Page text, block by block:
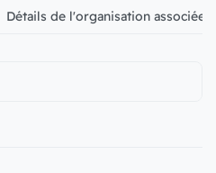
Détails de l'organisation associée